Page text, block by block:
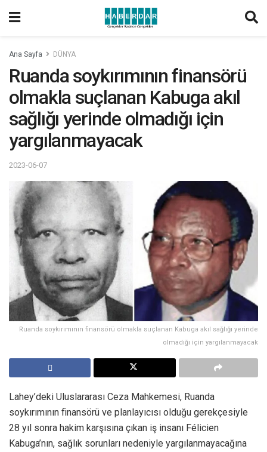
Ana Sayfa DÜNYA
Ruanda soykırımının finansörü
olmakla suçlanan Kabuga akıl
sağlığı yerinde olmadığı için
yargılanmayacak
2023-06-07
Ruanda soykırımının finansörü olmakla suçlanan Kabuga akıl sağlığı yerinde
olmadığı için yargılanmayacak
Lahey’deki Uluslararası Ceza Mahkemesi, Ruanda
soykırımının finansörü ve planlayıcısı olduğu gerekçesiyle
28 yıl sonra hakim karşısına çıkan iş insanı Félicien
Kabuga’nın, sağlık sorunları nedeniyle yargılanmayacağına